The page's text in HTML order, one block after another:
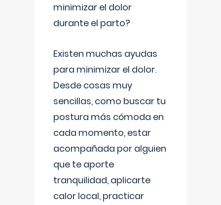
minimizar el dolor
durante el parto?
Existen muchas ayudas
para minimizar el dolor.
Desde cosas muy
sencillas, como buscar tu
postura más cómoda en
cada momento, estar
acompañada por alguien
que te aporte
tranquilidad, aplicarte
calor local, practicar